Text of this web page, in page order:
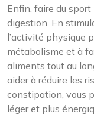
Enfin, faire du
digestion. En
l’activité physique
métabolisme et à
aliments tout au
aider à réduire les
constipation, vous
léger et plus